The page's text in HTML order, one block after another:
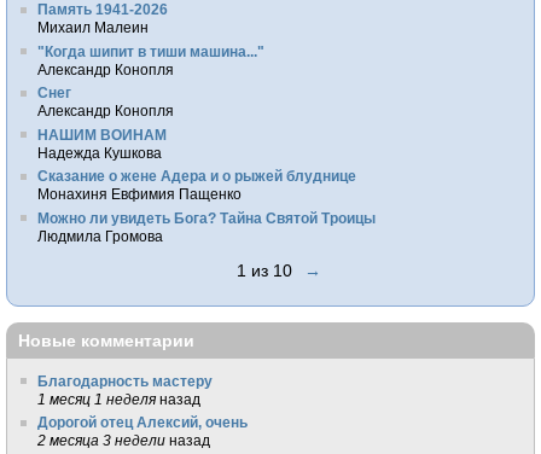
Память 1941-2026
Михаил Малеин
"Когда шипит в тиши машина..."
Александр Конопля
Снег
Александр Конопля
НАШИМ ВОИНАМ
Надежда Кушкова
Сказание о жене Адера и о рыжей блуднице
Монахиня Евфимия Пащенко
Можно ли увидеть Бога? Тайна Святой Троицы
Людмила Громова
1 из 10 →
Новые комментарии
Благодарность мастеру
1 месяц 1 неделя назад
Дорогой отец Алексий, очень
2 месяца 3 недели назад